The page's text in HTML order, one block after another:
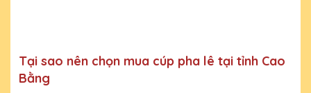
Tại sao nên chọn mua cúp pha lê tại tỉnh Cao
Bằng